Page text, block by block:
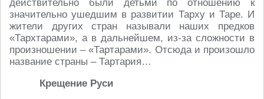
действительно были детьми по отношению к
значительно ушедшим в развитии Тарху и Таре. И
жители других стран называли наших предков
«Тархтарами», а в дальнейшем, из-за сложности в
произношении – «Тартарами». Отсюда и произошло
название страны – Тартария…
Крещение Руси